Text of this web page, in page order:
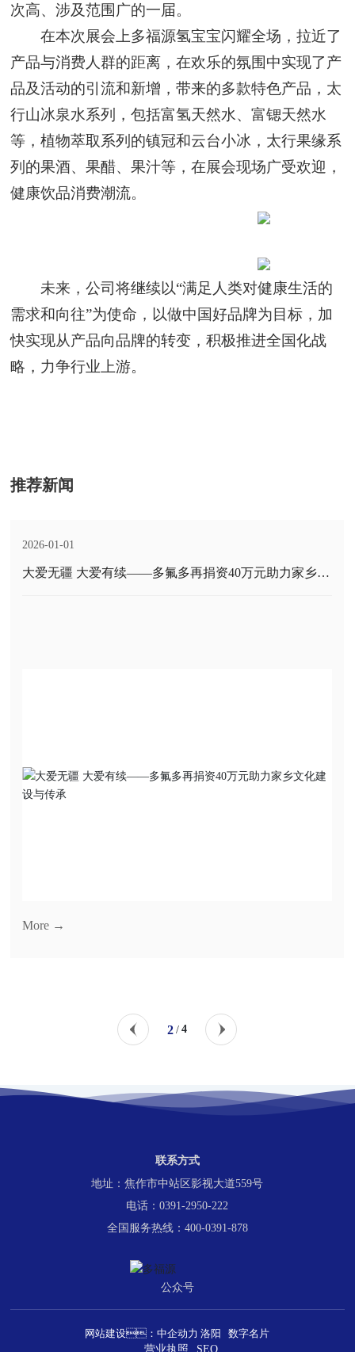
次高、涉及范围广的一届。
在本次展会上多福源氢宝宝闪耀全场，拉近了
产品与消费人群的距离，在欢乐的氛围中实现了产
品及活动的引流和新增，带来的多款特色产品，太
行山冰泉水系列，包括富氢天然水、富锶天然水
等，植物萃取系列的镇冠和云台小冰，太行果缘系
列的果酒、果醋、果汁等，在展会现场广受欢迎，
健康饮品消费潮流。
未来，公司将继续以“满足人类对健康生活的
需求和向往”为使命，以做中国好品牌为目标，加
快实现从产品向品牌的转变，积极推进全国化战
略，力争行业上游。
推荐新闻
2026-01-01
大爱无疆 大爱有续——多氟多再捐资40万元助力家乡文
More →
2 / 4
联系方式
地址：焦作市中站区影视大道559号
电话：0391-2950-222
全国服务热线：400-0391-878
公众号
网站建设：中企动力 洛阳
数字名片
营业执照
SEO